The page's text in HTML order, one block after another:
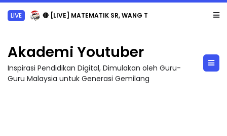
LIVE 🔴 [LIVE] MATEMATIK SR, WANG TAHUN 6 OLEH CIKGU ANITA #ALLINONE #141 #...
Akademi Youtuber
Inspirasi Pendidikan Digital, Dimulakan oleh Guru-
Guru Malaysia untuk Generasi Gemilang